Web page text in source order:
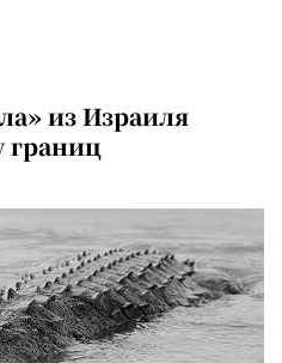
из Израиля
границ